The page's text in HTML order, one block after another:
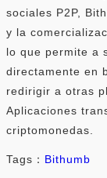
sociales P2P,
y la
lo que permite a
directamente en
redirigir a otras
Aplicaciones
criptomonedas.
Tags： Bithumb